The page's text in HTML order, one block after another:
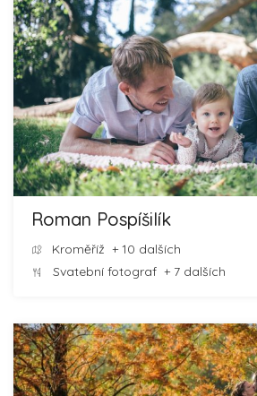
Roman Pospíšilík
Kroměříž + 10 dalších
Svatební fotograf + 7 dalších